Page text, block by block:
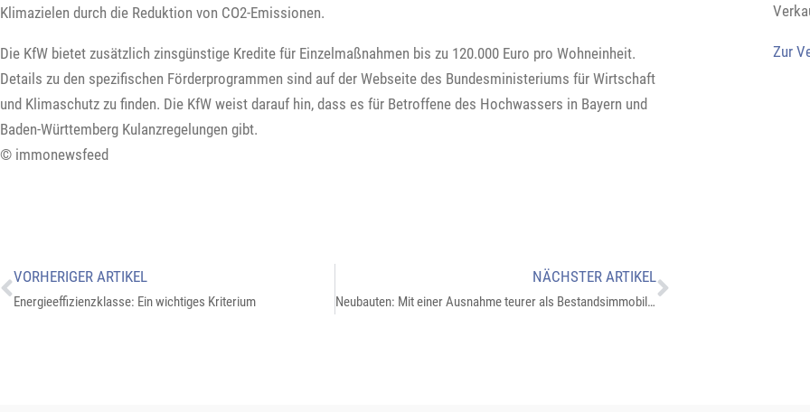
Klimazielen durch die Reduktion von CO2-Emissionen.
Die KfW bietet zusätzlich zinsgünstige Kredite für Einzelmaßnahmen bis zu 120.000 Euro pro Wohneinheit.
Details zu den spezifischen Förderprogrammen sind auf der Webseite des Bundesministeriums für Wirtschaft
und Klimaschutz zu finden. Die KfW weist darauf hin, dass es für Betroffene des Hochwassers in Bayern und
Baden-Württemberg Kulanzregelungen gibt.
© immonewsfeed
VORHERIGER ARTIKEL
Energieeffizienzklasse: Ein wichtiges Kriterium
NÄCHSTER ARTIKEL
Neubauten: Mit einer Ausnahme teurer als Bestandsimmobilien
Zur